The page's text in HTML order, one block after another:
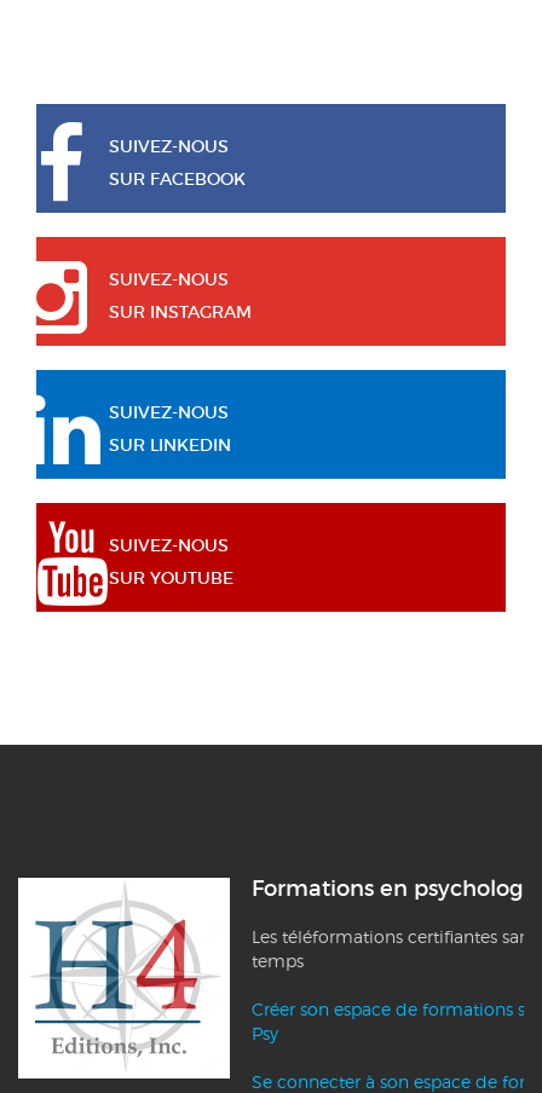
SUIVEZ-NOUS
SUR FACEBOOK
SUIVEZ-NOUS
SUR INSTAGRAM
SUIVEZ-NOUS
SUR LINKEDIN
SUIVEZ-NOUS
SUR YOUTUBE
Formations en psychologie
Les téléformations certifiantes
temps
Créer son espace de formations
Psy
Se connecter à son espace de